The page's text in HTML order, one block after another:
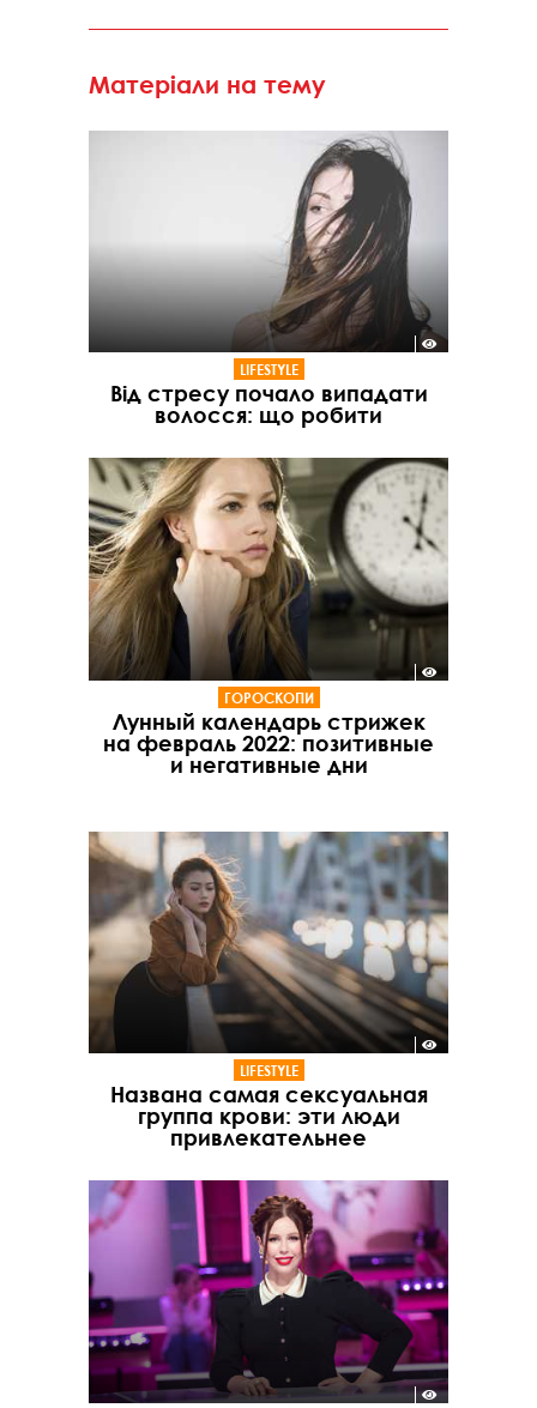
Матеріали на тему
LIFESTYLE
Від стресу почало випадати
волосся: що робити
ГОРОСКОПИ
Лунный календарь стрижек
на февраль 2022: позитивные
и негативные дни
LIFESTYLE
Названа самая сексуальная
группа крови: эти люди
привлекательнее